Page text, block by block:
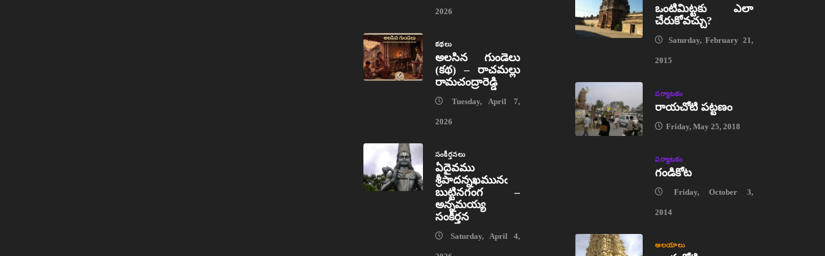
2026
కథలు
అలసిన గుండెలు
(కథ) – రాచమల్లు
రామచంద్రారెడ్డి
Tuesday, April 7,
2026
సంకీర్తనలు
ఏదైవము
శ్రీపాదన్నఖమునఁ
బుట్టినగంగ –
అన్నమయ్య
సంకీర్తన
Saturday, April 4,
ఒంటిమిట్టకు ఎలా
చేరుకోవచ్చు?
Saturday, February 21,
2015
పర్యాటకం
రాయచోటి పట్టణం
Friday, May 25, 2018
పర్యాటకం
గండికోట
Friday, October 3,
2014
ఆలయాలు